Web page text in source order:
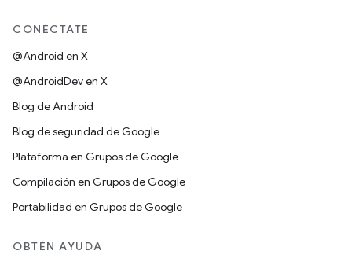
CONÉCTATE
@Android en X
@AndroidDev en X
Blog de Android
Blog de seguridad de Google
Plataforma en Grupos de Google
Compilación en Grupos de Google
Portabilidad en Grupos de Google
OBTÉN AYUDA